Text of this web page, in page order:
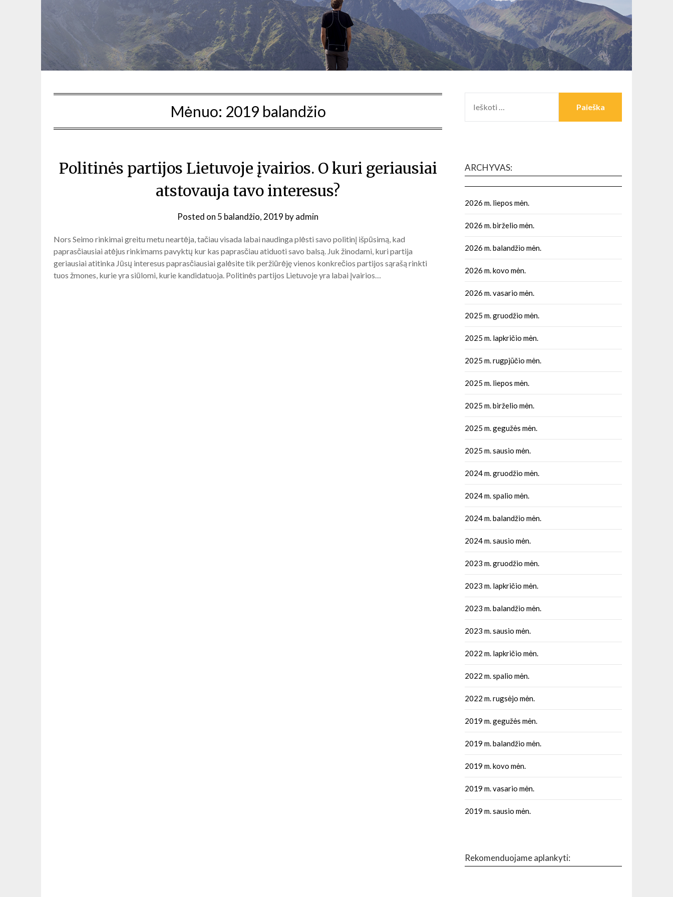
Mėnuo: 2019 balandžio
Politinės partijos Lietuvoje įvairios. O kuri geriausiai
atstovauja tavo interesus?
Posted on 5 balandžio, 2019 byadmin
Nors Seimo rinkimai greitu metu neartėja, tačiau visada labai naudinga plėsti savo politinį išpūsimą, kad
paprasčiausiai atėjus rinkimams pavyktų kur kas paprasčiau atiduoti savo balsą. Juk žinodami, kuri partija
geriausiai atitinka Jūsų interesus paprasčiausiai galėsite tik peržiūrėję vienos konkrečios partijos sąrašą rinkti
tuos žmones, kurie yra siūlomi, kurie kandidatuoja. Politinės partijos Lietuvoje yra labai įvairios…
ARCHYVAS:
2026 m. liepos mėn.
2026 m. birželio mėn.
2026 m. balandžio mėn.
2026 m. kovo mėn.
2026 m. vasario mėn.
2025 m. gruodžio mėn.
2025 m. lapkričio mėn.
2025 m. rugpjūčio mėn.
2025 m. liepos mėn.
2025 m. birželio mėn.
2025 m. gegužės mėn.
2025 m. sausio mėn.
2024 m. gruodžio mėn.
2024 m. spalio mėn.
2024 m. balandžio mėn.
2024 m. sausio mėn.
2023 m. gruodžio mėn.
2023 m. lapkričio mėn.
2023 m. balandžio mėn.
2023 m. sausio mėn.
2022 m. lapkričio mėn.
2022 m. spalio mėn.
2022 m. rugsėjo mėn.
2019 m. gegužės mėn.
2019 m. balandžio mėn.
2019 m. kovo mėn.
2019 m. vasario mėn.
2019 m. sausio mėn.
Rekomenduojame aplankyti: